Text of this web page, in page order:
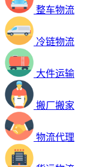
整车物流
冷链物流
大件运输
搬厂搬家
物流代理